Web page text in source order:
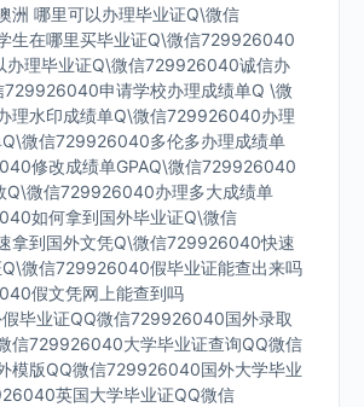
洲 哪里可以办理毕业证Q\微信
生在哪里买毕业证Q\微信729926040
办理毕业证Q\微信729926040诚信办
729926040申请学校办理成绩单Q \微
理水印成绩单Q\微信729926040办理
微信729926040多伦多办理成绩单
修改成绩单GPAQ\微信729926040
Q\微信729926040办理多大成绩单
如何拿到国外毕业证Q\微信
拿到国外文凭Q\微信729926040快速
Q\微信729926040假毕业证能查出来吗
假文凭网上能查到吗
毕业证QQ微信729926040国外录取
信729926040大学毕业证查询QQ微信
模版QQ微信729926040国外大学毕业
英国大学毕业证QQ微信